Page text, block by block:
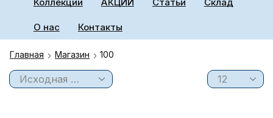
О нас Контакты
Главная Магазин 100